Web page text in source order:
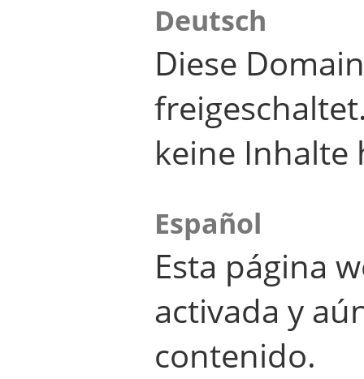
Deutsch
Diese
keine Inhalte
Español
Esta página
activada y
contenido.